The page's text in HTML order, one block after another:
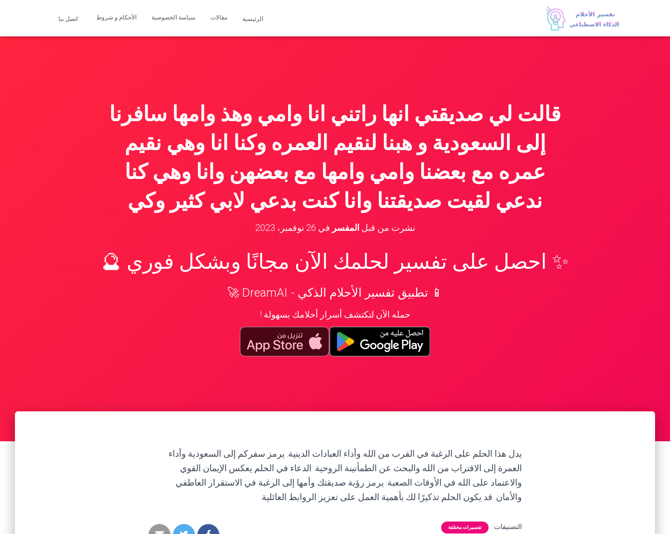
الرئيسية مقالات سياسة الخصوصية الأحكام و شروط اتصل بنا
قالت لي صديقتي انها راتني انا وامي وهذ وامها سافرنا
إلى السعودية و هبنا لنقيم العمره وكنا انا وهي نقيم
عمره مع بعضنا وامي وامها مع بعضهن وانا وهي كنا
ندعي لقيت صديقتنا وانا كنت بدعي لابي كثير وكي
نشرت من قبل المفسر في 26 نوفمبر، 2023
✨ احصل على تفسير لحلمك الآن مجانًا وبشكل فوري 🔮
📱 تطبيق تفسير الأحلام الذكي - DreamAI 🚀
حمله الآن لتكتشف أسرار أحلامك بسهولة !
يدل هذا الحلم على الرغبة في القرب من الله وأداء العبادات الدينية. يرمز سفركم إلى السعودية وأداء
العمرة إلى الاقتراب من الله والبحث عن الطمأنينة الروحية. الدعاء في الحلم يعكس الإيمان القوي
والاعتماد على الله في الأوقات الصعبة. يرمز رؤية صديقتك وأمها إلى الرغبة في الاستقرار العاطفي
والأمان. قد يكون الحلم تذكيرًا لك بأهمية العمل على تعزيز الروابط العائلية.
التصنيفات: تفسيرات مختلفة